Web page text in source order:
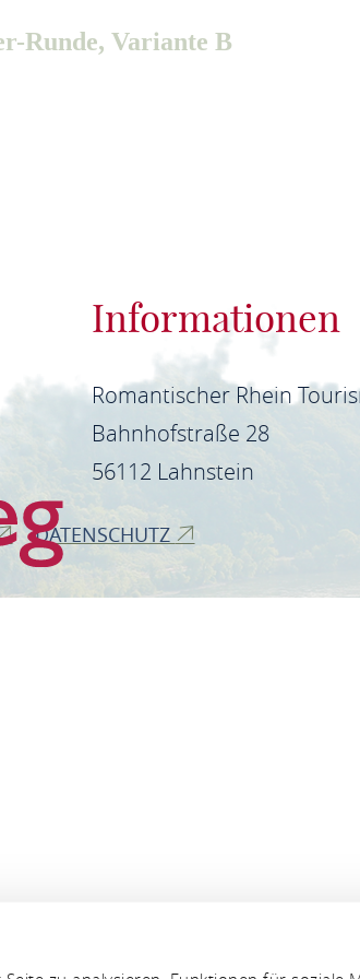
Runde, Variante B
Informationen
Romantischer Rhein
Bahnhofstraße 28
56112 Lahnstein
DATENSCHUTZ